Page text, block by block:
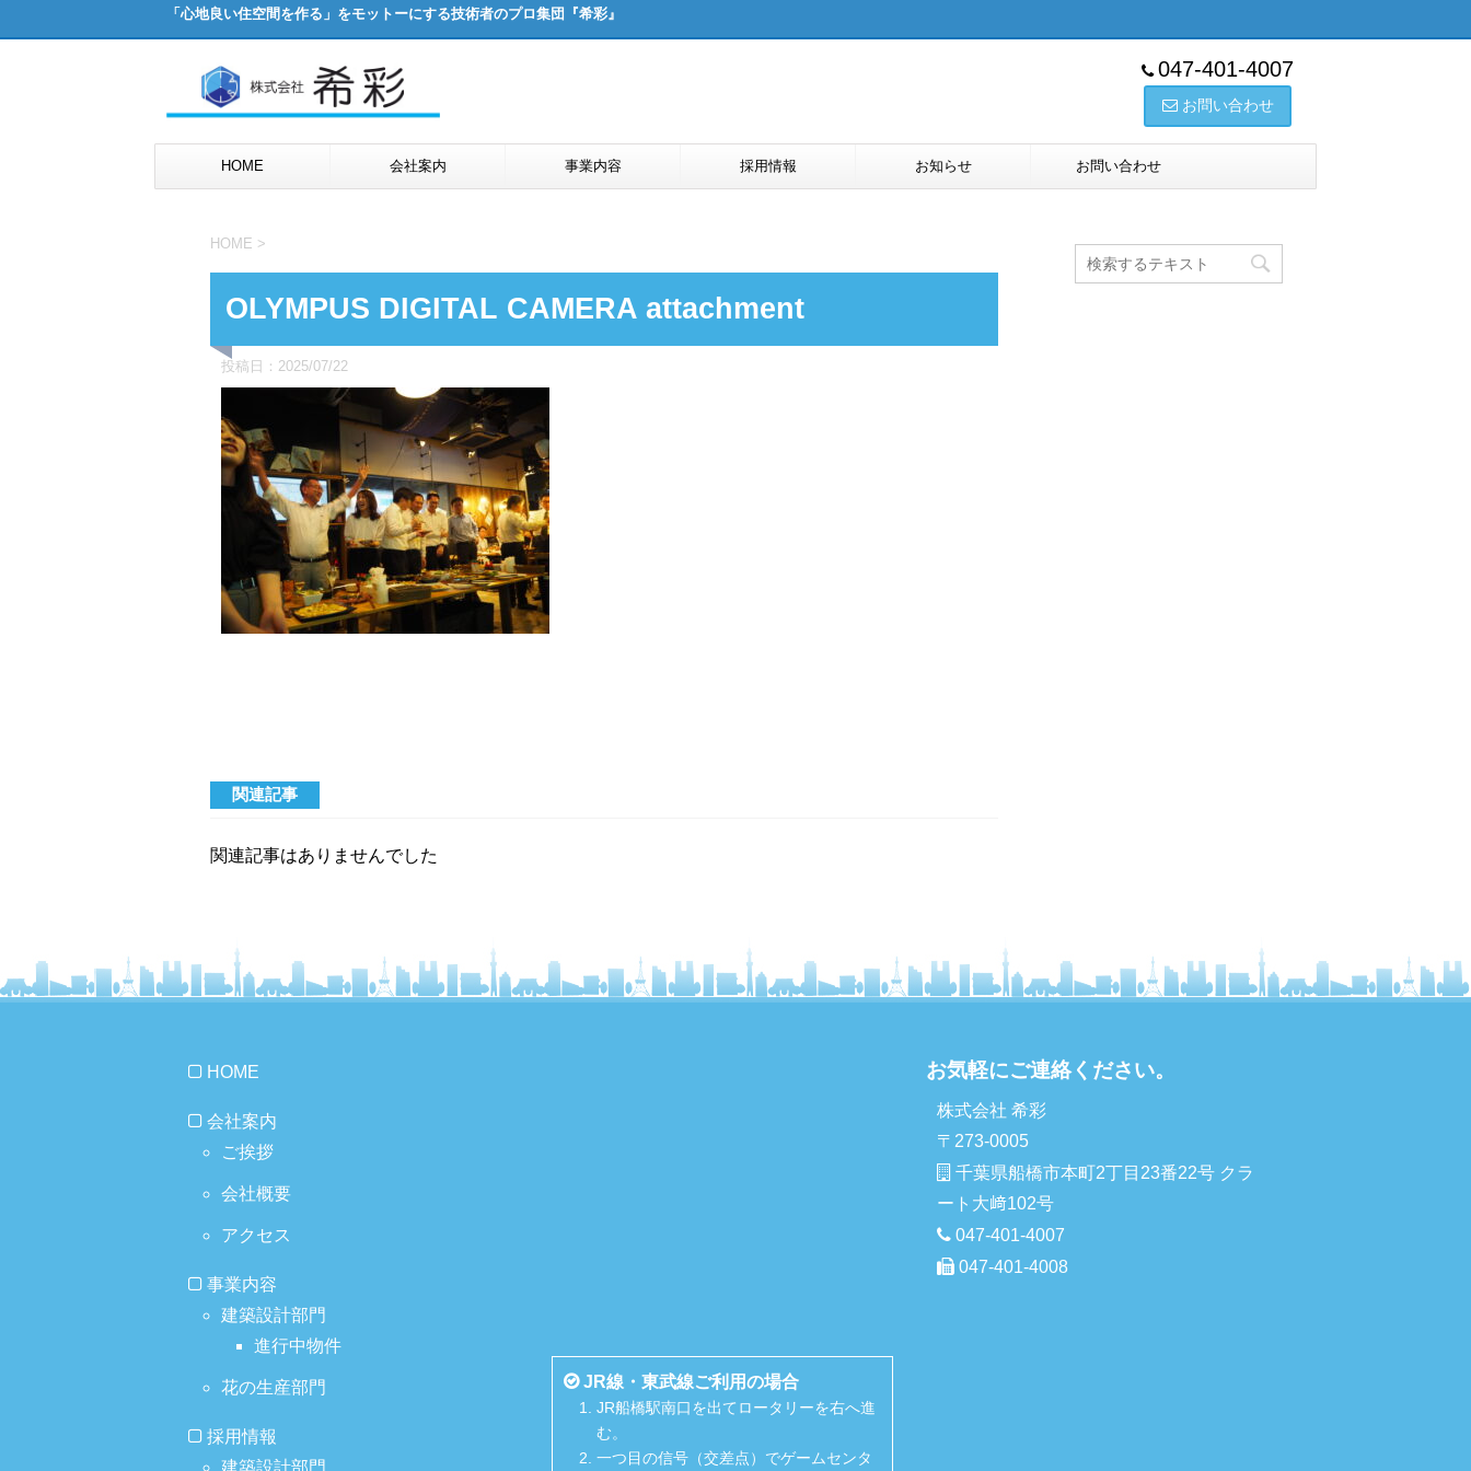
「心地良い住空間を作る」をモットーにする技術者のプロ集団『希彩』
047-401-4007
お問い合わせ
HOME 会社案内 事業内容 採用情報 お知らせ お問い合わせ
HOME >
OLYMPUS DIGITAL CAMERA attachment
投稿日： 2025/07/22
関連記事
関連記事はありませんでした
HOME
会社案内
ご挨拶
会社概要
アクセス
事業内容
建築設計部門
進行中物件
花の生産部門
採用情報
建築設計部門
JR線・東武線ご利用の場合
JR船橋駅南口を出てロータリーを右へ進
む。
一つ目の信号（交差点）でゲームセンタ
お気軽にご連絡ください。
株式会社 希彩
〒273-0005
千葉県船橋市本町2丁目23番22号 クラ
ート大﨑102号
047-401-4007
047-401-4008